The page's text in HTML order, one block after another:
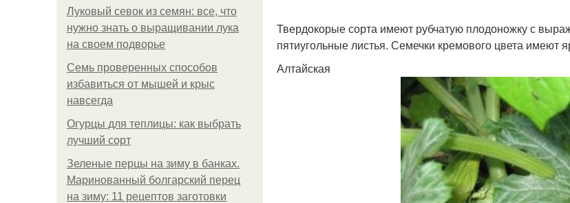
Луковый севок из семян: все, что
нужно знать о выращивании лука
на своем подворье
Семь проверенных способов
избавиться от мышей и крыс
навсегда
Огурцы для теплицы: как выбрать
лучший сорт
Зеленые перцы на зиму в банках.
Маринованный болгарский перец
на зиму: 11 рецептов заготовки
Твердокорые сорта имеют рубчатую плодоножку с
пятиугольные листья. Семечки кремового цвета имеют
Алтайская